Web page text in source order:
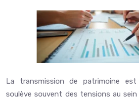
La transmission de patrimoine
soulève souvent des tensions au